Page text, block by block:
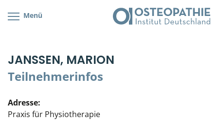
Menü
JANSSEN, MARION
Teilnehmerinfos
Adresse:
Praxis für Physiotherapie
Cranial/Neurale Osteopathie
Parietale Osteopathie
Viszerale Osteopathie
Bonus-Programm
Veranstaltungsticket DB
Wissenswertes
Teilnehmerliste
Stellenbörse
Soziales Engagement